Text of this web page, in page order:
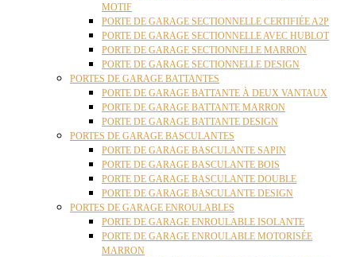
MOTIF
PORTE DE GARAGE SECTIONNELLE CERTIFIÉE A2P
PORTE DE GARAGE SECTIONNELLE AVEC HUBLOT
PORTE DE GARAGE SECTIONNELLE MARRON
PORTE DE GARAGE SECTIONNELLE DESIGN
PORTES DE GARAGE BATTANTES
PORTE DE GARAGE BATTANTE À DEUX VANTAUX
PORTE DE GARAGE BATTANTE MARRON
PORTE DE GARAGE BATTANTE DESIGN
PORTES DE GARAGE BASCULANTES
PORTE DE GARAGE BASCULANTE SAPIN
PORTE DE GARAGE BASCULANTE BOIS
PORTE DE GARAGE BASCULANTE DOUBLE
PORTE DE GARAGE BASCULANTE DESIGN
PORTES DE GARAGE ENROULABLES
PORTE DE GARAGE ENROULABLE ISOLANTE
PORTE DE GARAGE ENROULABLE MOTORISÉE
MARRON